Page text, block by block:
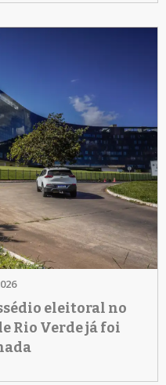
eleitoral no
Rio Verde já foi